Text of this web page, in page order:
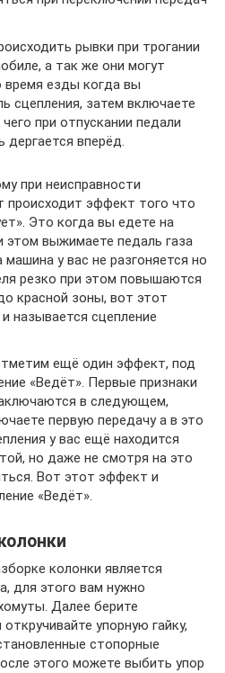
рывки при трогании
а так же они могут
время езды когда вы
сцепления, затем включаете
при отпускании педали
дергается вперёд.
при неисправности
происходит эффект того что
Это когда вы едете на
этом выжимаете педаль газа
у вас не разгоняется но
резко при этом повышаются
красной зоны, вот этот
называется сцепление
ещё один эффект, под
«Ведёт». Первые признаки
в следующем,
первую передачу а в это
у вас ещё находится
но даже не смотря на это
Вот этот эффект и
«Ведёт».
колонки является
для этого вам нужно
Далее берите
упорную гайку,
стопорные
этого можете выбить упор